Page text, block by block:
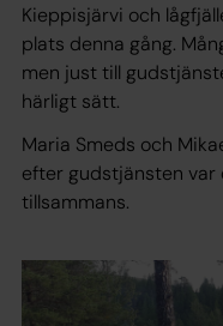
Kieppisjärvi och
plats denna gång.
men just till
härligt sätt.
Maria Smeds och
efter gudstjänsten
tillsammans.